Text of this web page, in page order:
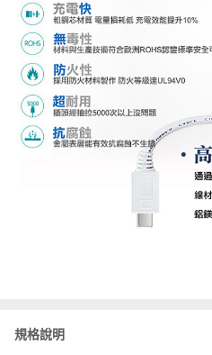
規格說明